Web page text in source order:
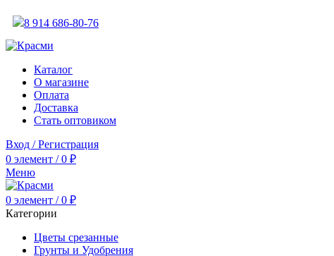
8 914 686-80-76
Каталог
О магазине
Оплата
Доставка
Стать оптовиком
Вход / Регистрация
0 элемент / 0 ₽
Меню
0 элемент / 0 ₽
Категории
Цветы срезанные
Грунты и Удобрения